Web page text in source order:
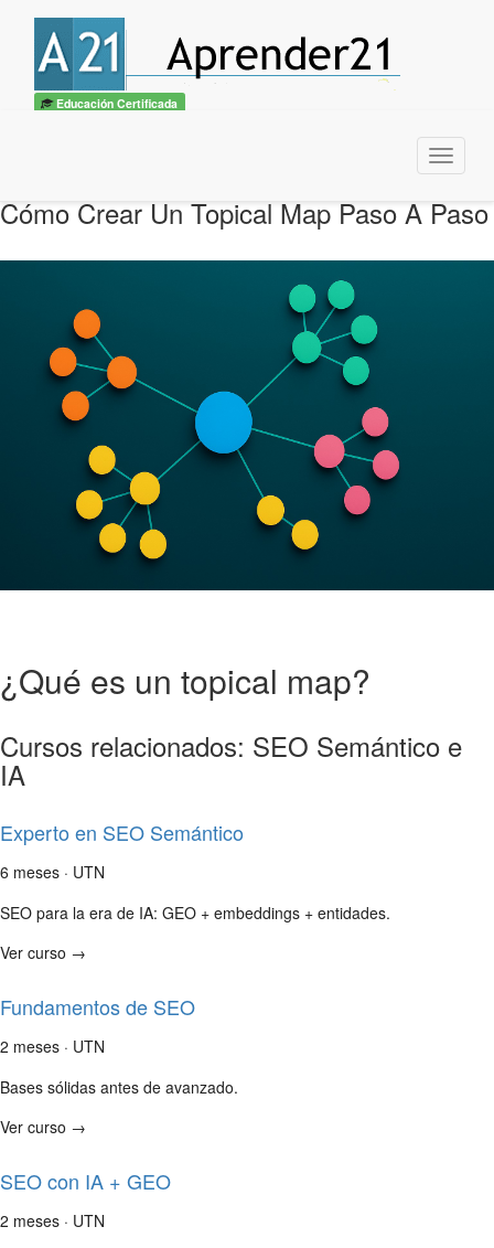
Educación Certificada
Menu
Cómo Crear Un Topical Map Paso A Paso
¿Qué es un topical map?
Cursos relacionados: SEO Semántico e
IA
Experto en SEO Semántico
6 meses · UTN
SEO para la era de IA: GEO + embeddings + entidades.
Ver curso →
Fundamentos de SEO
2 meses · UTN
Bases sólidas antes de avanzado.
Ver curso →
SEO con IA + GEO
2 meses · UTN